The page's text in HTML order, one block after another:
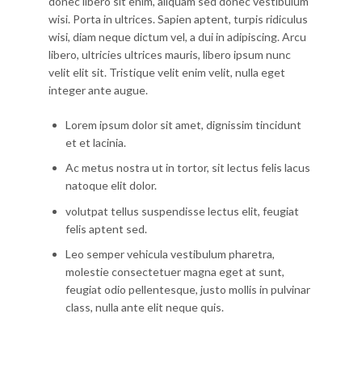
wisi. Porta in ultrices. Sapien aptent, turpis ridiculus
wisi, diam neque dictum vel, a dui in adipiscing. Arcu
libero, ultricies ultrices mauris, libero ipsum nunc
velit elit sit. Tristique velit enim velit, nulla eget
integer ante augue.
Lorem ipsum dolor sit amet, dignissim tincidunt
et et lacinia.
Ac metus nostra ut in tortor, sit lectus felis lacus
natoque elit dolor.
volutpat tellus suspendisse lectus elit, feugiat
felis aptent sed.
Leo semper vehicula vestibulum pharetra,
molestie consectetuer magna eget at sunt,
feugiat odio pellentesque, justo mollis in pulvinar
class, nulla ante elit neque quis.